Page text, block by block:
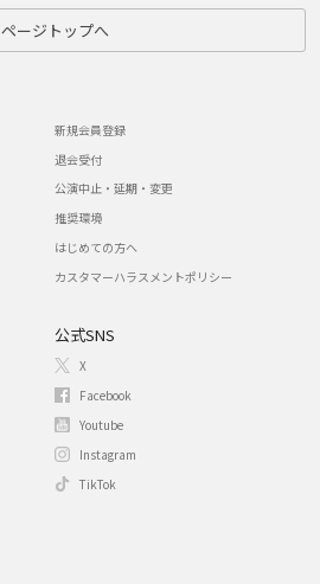
ページトップへ
新規会員登録
退会受付
公演中止・延期・変更
推奨環境
はじめての方へ
カスタマーハラスメントポリシー
公式SNS
X
Facebook
Youtube
Instagram
TikTok